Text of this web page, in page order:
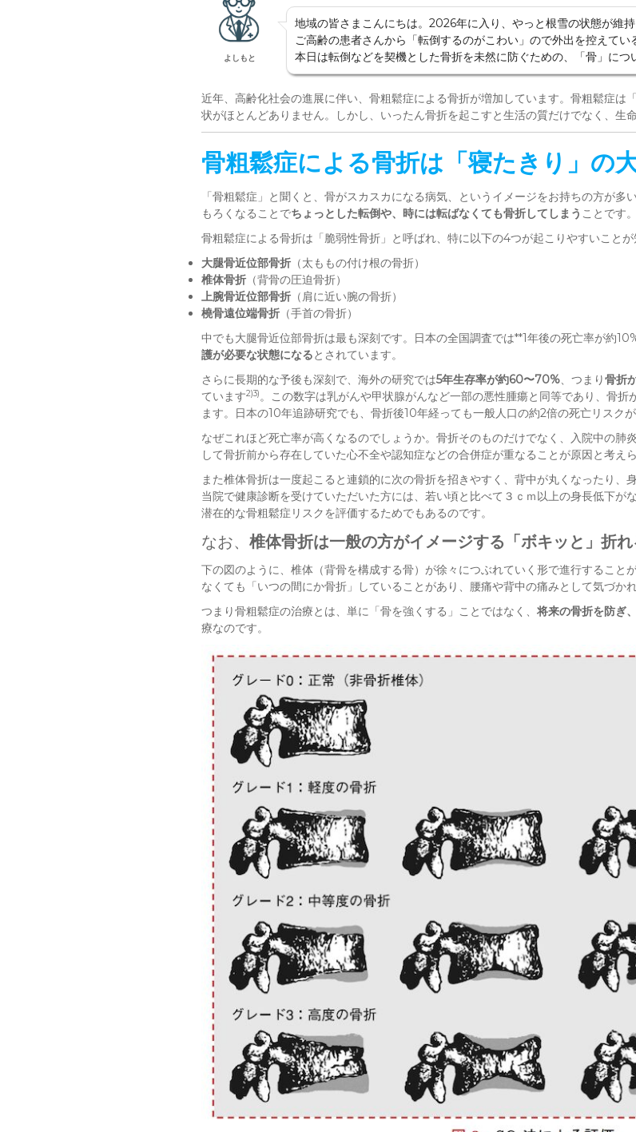
よしもと
地域の皆さまこんにちは。2026年に入り、やっと根雪の状態が維持
ご高齢の患者さんから「転倒するのがこわい」ので外出を控えてい
本日は転倒などを契機とした骨折を未然に防ぐための、「骨」につ
近年、高齢化社会の進展に伴い、骨粗鬆症による骨折が増加しています。骨粗鬆症は
状がほとんどありません。しかし、いったん骨折を起こすと生活の質だけでなく、生
骨粗鬆症による骨折は「寝たきり」の
「骨粗鬆症」と聞くと、骨がスカスカになる病気、というイメージをお持ちの方が
もろくなることでちょっとした転倒や、時には転ばなくても骨折してしまう ことです。
骨粗鬆症による骨折は「脆弱性骨折」と呼ばれ、特に以下の4つが起こりやすいことが
大腿骨近位部骨折 （太ももの付け根の骨折）
椎体骨折 （背骨の圧迫骨折）
上腕骨近位部骨折 （肩に近い腕の骨折）
橈骨遠位端骨折 （手首の骨折）
中でも大腿骨近位部骨折は最も深刻です。日本の全国調査では**1年後の死亡率が約
護が必要な状態になるとされています。
さらに長期的な予後も深刻で、海外の研究では5年生存率が約60〜70%、つまり骨折
ています2)3)。この数字は乳がんや甲状腺がんなど一部の悪性腫瘍と同等であり、骨
ます。日本の10年追跡研究でも、骨折後10年経っても一般人口の約2倍の死亡リスク
なぜこれほど死亡率が高くなるのでしょうか。骨折そのものだけでなく、入院中の肺
して骨折前から存在していた心不全や認知症などの合併症が重なることが原因と考えら
また椎体骨折は一度起こると連鎖的に次の骨折を招きやすく、背中が丸くなったり、
当院で健康診断を受けていただいた方には、若い頃と比べて３ｃｍ以上の身長低下が
潜在的な骨粗鬆症リスクを評価するためでもあるのです。
なお、 椎体骨折は一般の方がイメージする「ボキッと」折れ
下の図のように、椎体（背骨を構成する骨）が徐々につぶれていく形で進行すること
なくても「いつの間にか骨折」していることがあり、腰痛や背中の痛みとして気づか
つまり骨粗鬆症の治療とは、単に「骨を強くする」ことではなく、 将来の骨折を防ぎ
療なのです。